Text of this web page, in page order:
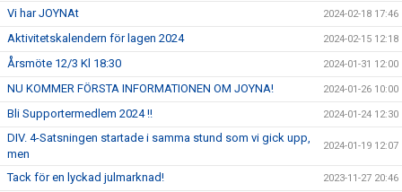
Vi har JOYNAt 2024-02-18 17:46
Aktivitetskalendern för lagen 2024 2024-02-15 12:18
Årsmöte 12/3 Kl 18:30 2024-01-31 12:00
NU KOMMER FÖRSTA INFORMATIONEN OM JOYNA! 2024-01-26 10:00
Bli Supportermedlem 2024 !! 2024-01-24 12:30
DIV. 4-Satsningen startade i samma stund som vi gick upp,
men
2024-01-19 12:07
Tack för en lyckad julmarknad! 2023-11-27 20:46